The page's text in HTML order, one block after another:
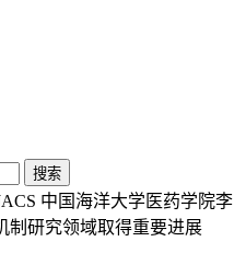
中国海洋大学医药学院李
制研究领域取得重要进展